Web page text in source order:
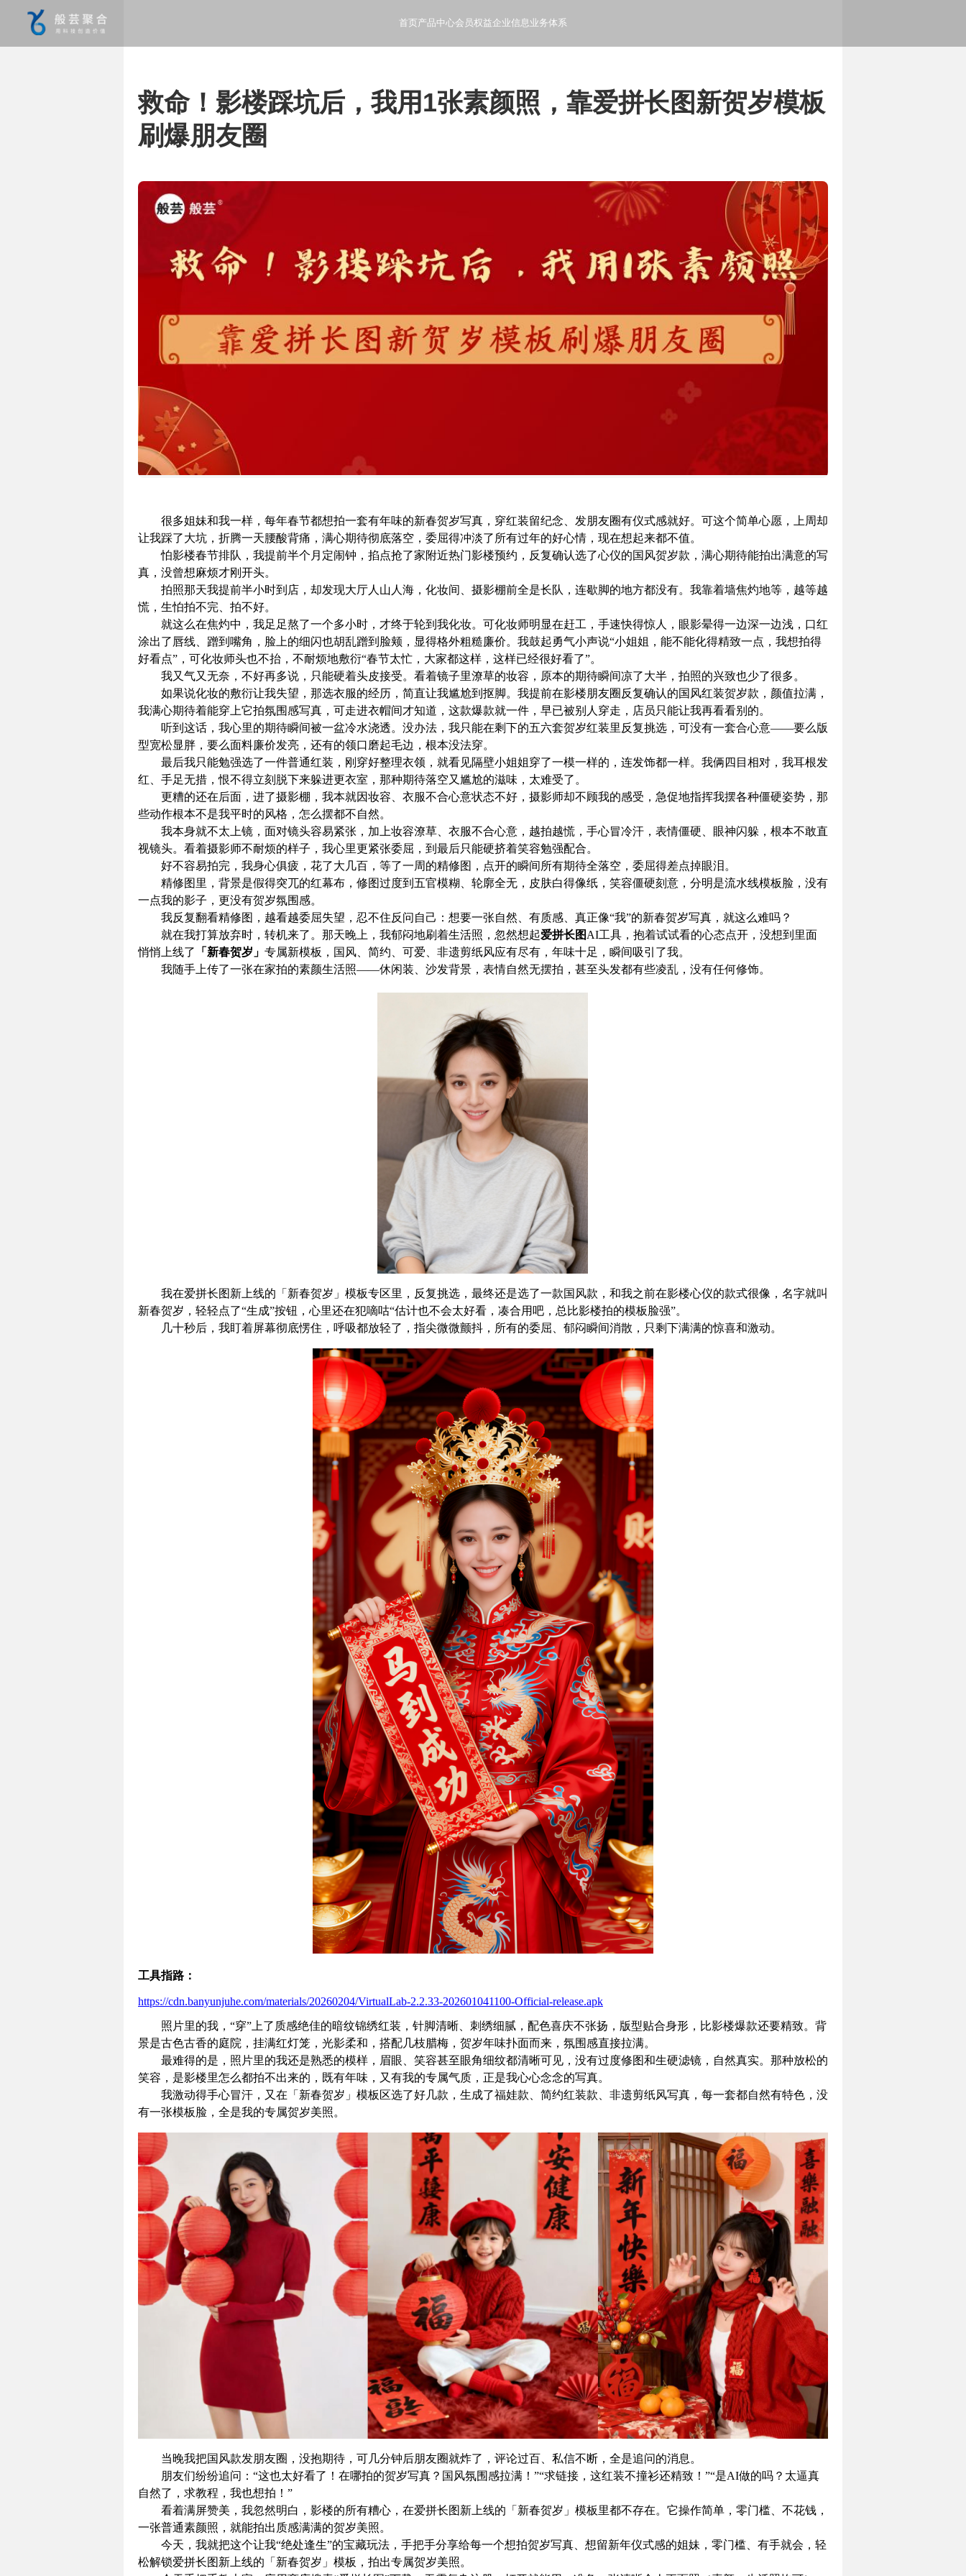
首页 产品中心
- 般芸聚合科技产品使用指南和文档
会员权益
- 产品会员特权和增值服务
企业信息
- 般芸聚合科技公司概况和发展历程
业务体系
- 般芸聚合科技的业务范围和服务内容
救命！影楼踩坑后，我用1张素颜照，靠爱拼长图新贺岁模板
刷爆朋友圈
很多姐妹和我一样，每年春节都想拍一套有年味的新春贺岁写真，穿红装留纪念、发朋友圈有仪式感就好。可这个简单心愿，上周却
让我踩了大坑，折腾一天腰酸背痛，满心期待彻底落空，委屈得冲淡了所有过年的好心情，现在想起来都不值。
怕影楼春节排队，我提前半个月定闹钟，掐点抢了家附近热门影楼预约，反复确认选了心仪的国风贺岁款，满心期待能拍出满意的写
真，没曾想麻烦才刚开头。
拍照那天我提前半小时到店，却发现大厅人山人海，化妆间、摄影棚前全是长队，连歇脚的地方都没有。我靠着墙焦灼地等，越等越
慌，生怕拍不完、拍不好。
就这么在焦灼中，我足足熬了一个多小时，才终于轮到我化妆。可化妆师明显在赶工，手速快得惊人，眼影晕得一边深一边浅，口红
涂出了唇线、蹭到嘴角，脸上的细闪也胡乱蹭到脸颊，显得格外粗糙廉价。我鼓起勇气小声说“小姐姐，能不能化得精致一点，我想拍得
好看点”，可化妆师头也不抬，不耐烦地敷衍“春节太忙，大家都这样，这样已经很好看了”。
我又气又无奈，不好再多说，只能硬着头皮接受。看着镜子里潦草的妆容，原本的期待瞬间凉了大半，拍照的兴致也少了很多。
如果说化妆的敷衍让我失望，那选衣服的经历，简直让我尴尬到抠脚。我提前在影楼朋友圈反复确认的国风红装贺岁款，颜值拉满，
我满心期待着能穿上它拍氛围感写真，可走进衣帽间才知道，这款爆款就一件，早已被别人穿走，店员只能让我再看看别的。
听到这话，我心里的期待瞬间被一盆冷水浇透。没办法，我只能在剩下的五六套贺岁红装里反复挑选，可没有一套合心意——要么版
型宽松显胖，要么面料廉价发亮，还有的领口磨起毛边，根本没法穿。
最后我只能勉强选了一件普通红装，刚穿好整理衣领，就看见隔壁小姐姐穿了一模一样的，连发饰都一样。我俩四目相对，我耳根发
红、手足无措，恨不得立刻脱下来躲进更衣室，那种期待落空又尴尬的滋味，太难受了。
更糟的还在后面，进了摄影棚，我本就因妆容、衣服不合心意状态不好，摄影师却不顾我的感受，急促地指挥我摆各种僵硬姿势，那
些动作根本不是我平时的风格，怎么摆都不自然。
我本身就不太上镜，面对镜头容易紧张，加上妆容潦草、衣服不合心意，越拍越慌，手心冒冷汗，表情僵硬、眼神闪躲，根本不敢直
视镜头。看着摄影师不耐烦的样子，我心里更紧张委屈，到最后只能硬挤着笑容勉强配合。
好不容易拍完，我身心俱疲，花了大几百，等了一周的精修图，点开的瞬间所有期待全落空，委屈得差点掉眼泪。
精修图里，背景是假得突兀的红幕布，修图过度到五官模糊、轮廓全无，皮肤白得像纸，笑容僵硬刻意，分明是流水线模板脸，没有
一点我的影子，更没有贺岁氛围感。
我反复翻看精修图，越看越委屈失望，忍不住反问自己：想要一张自然、有质感、真正像“我”的新春贺岁写真，就这么难吗？
就在我打算放弃时，转机来了。那天晚上，我郁闷地刷着生活照，忽然想起爱拼长图AI工具，抱着试试看的心态点开，没想到里面
悄悄上线了
「新春贺岁」 专属新模板，国风、简约、可爱、非遗剪纸风应有尽有，年味十足，瞬间吸引了我。
我随手上传了一张在家拍的素颜生活照——休闲装、沙发背景，表情自然无摆拍，甚至头发都有些凌乱，没有任何修饰。
我在爱拼长图新上线的「新春贺岁」模板专区里，反复挑选，最终还是选了一款国风款，和我之前在影楼心仪的款式很像，名字就叫
新春贺岁，轻轻点了“生成”按钮，心里还在犯嘀咕“估计也不会太好看，凑合用吧，总比影楼拍的模板脸强”。
几十秒后，我盯着屏幕彻底愣住，呼吸都放轻了，指尖微微颤抖，所有的委屈、郁闷瞬间消散，只剩下满满的惊喜和激动。
工具指路：
https://cdn.banyunjuhe.com/materials/20260204/VirtualLab-2.2.33-202601041100-Official-release.apk
照片里的我，“穿”上了质感绝佳的暗纹锦绣红装，针脚清晰、刺绣细腻，配色喜庆不张扬，版型贴合身形，比影楼爆款还要精致。背
景是古色古香的庭院，挂满红灯笼，光影柔和，搭配几枝腊梅，贺岁年味扑面而来，氛围感直接拉满。
最难得的是，照片里的我还是熟悉的模样，眉眼、笑容甚至眼角细纹都清晰可见，没有过度修图和生硬滤镜，自然真实。那种放松的
笑容，是影楼里怎么都拍不出来的，既有年味，又有我的专属气质，正是我心心念念的写真。
我激动得手心冒汗，又在「新春贺岁」模板区选了好几款，生成了福娃款、简约红装款、非遗剪纸风写真，每一套都自然有特色，没
有一张模板脸，全是我的专属贺岁美照。
当晚我把国风款发朋友圈，没抱期待，可几分钟后朋友圈就炸了，评论过百、私信不断，全是追问的消息。
朋友们纷纷追问：“这也太好看了！在哪拍的贺岁写真？国风氛围感拉满！”“求链接，这红装不撞衫还精致！”“是AI做的吗？太逼真
自然了，求教程，我也想拍！”
看着满屏赞美，我忽然明白，影楼的所有糟心，在爱拼长图新上线的「新春贺岁」模板里都不存在。它操作简单，零门槛、不花钱，
一张普通素颜照，就能拍出质感满满的贺岁美照。
今天，我就把这个让我“绝处逢生”的宝藏玩法，手把手分享给每一个想拍贺岁写真、想留新年仪式感的姐妹，零门槛、有手就会，轻
松解锁爱拼长图新上线的「新春贺岁」模板，拍出专属贺岁美照。